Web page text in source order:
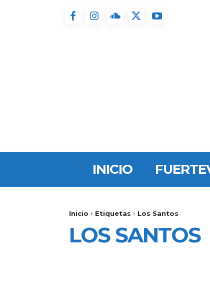
INICIO
Inicio Etiquetas Los Santos
LOS SANTOS